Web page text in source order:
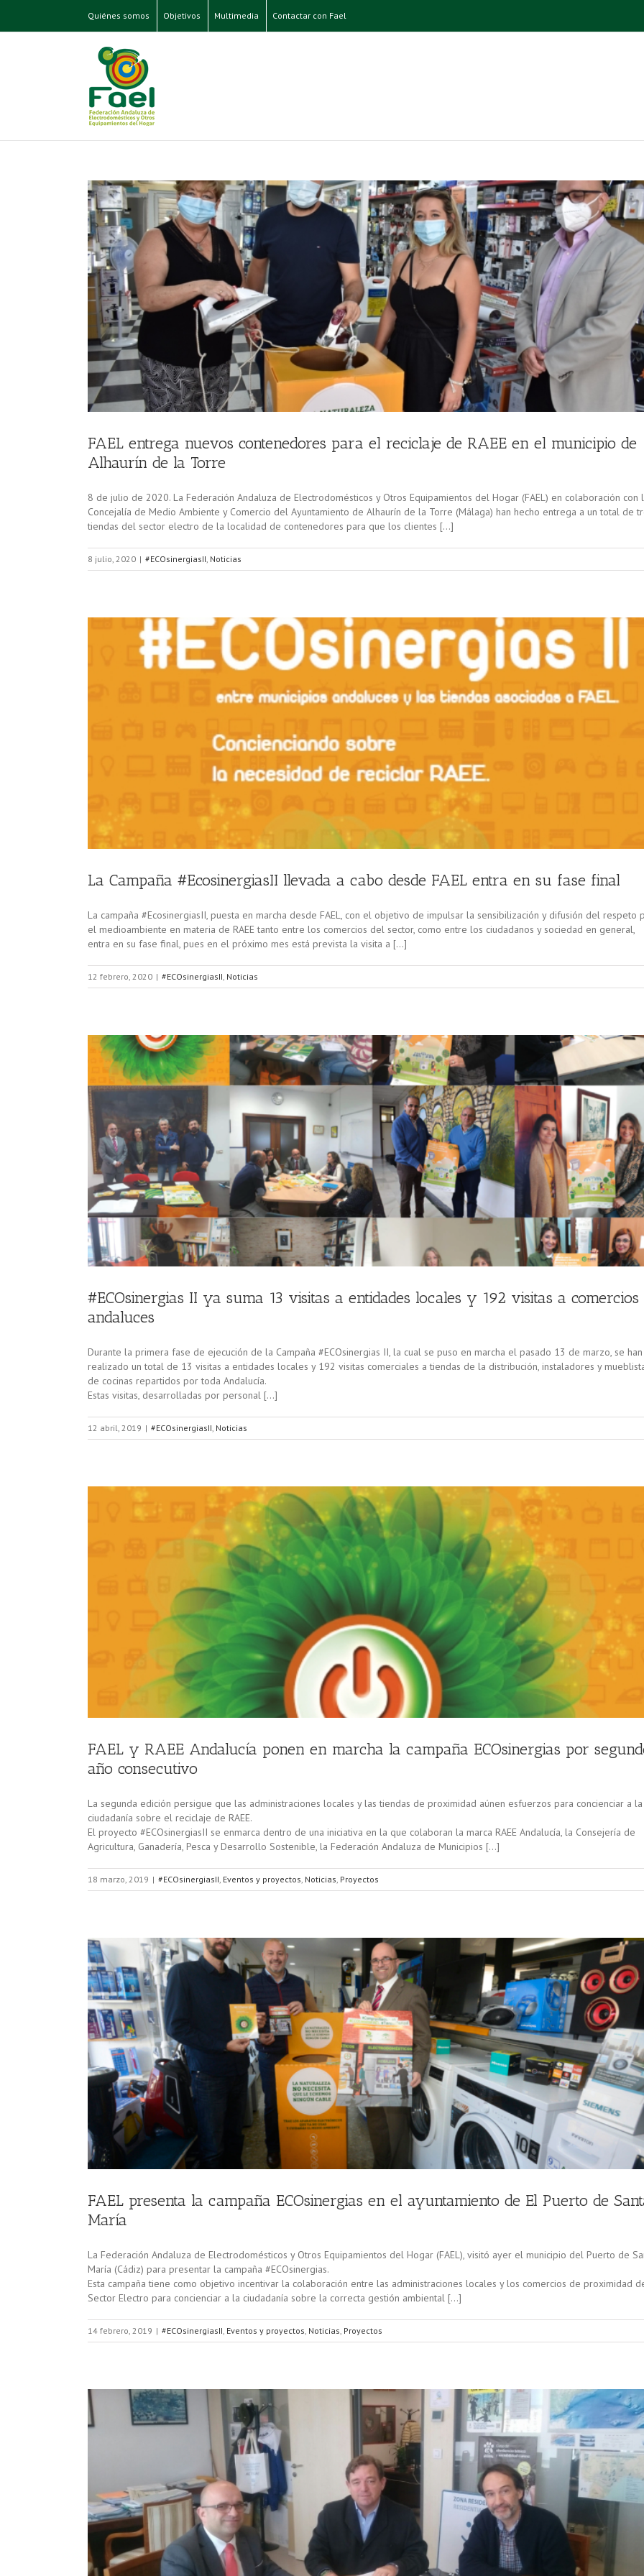
Quiénes somos Objetivos Multimedia Contactar con Fael
FAEL entrega nuevos contenedores para el reciclaje de RAEE en el municipio de
Alhaurín de la Torre
8 de julio de 2020. La Federación Andaluza de Electrodomésticos y Otros Equipamientos del Hogar (FAEL) en colaboración con
Concejalía de Medio Ambiente y Comercio del Ayuntamiento de Alhaurín de la Torre (Málaga) han hecho entrega a un total de
tiendas del sector electro de la localidad de contenedores para que los clientes […]
8 julio, 2020 | #ECOsinergiasII, Noticias
La Campaña #EcosinergiasII llevada a cabo desde FAEL entra en su fase final
La campaña #EcosinergiasII, puesta en marcha desde FAEL, con el objetivo de impulsar la sensibilización y difusión del respeto
el medioambiente en materia de RAEE tanto entre los comercios del sector, como entre los ciudadanos y sociedad en general,
entra en su fase final, pues en el próximo mes está prevista la visita a […]
12 febrero, 2020 | #ECOsinergiasII, Noticias
#ECOsinergias II ya suma 13 visitas a entidades locales y 192 visitas a comercios
andaluces
Durante la primera fase de ejecución de la Campaña #ECOsinergias II, la cual se puso en marcha el pasado 13 de marzo, se han
realizado un total de 13 visitas a entidades locales y 192 visitas comerciales a tiendas de la distribución, instaladores y
de cocinas repartidos por toda Andalucía.
Estas visitas, desarrolladas por personal […]
12 abril, 2019 | #ECOsinergiasII, Noticias
FAEL y RAEE Andalucía ponen en marcha la campaña ECOsinergias por
año consecutivo
La segunda edición persigue que las administraciones locales y las tiendas de proximidad aúnen esfuerzos para concienciar a la
ciudadanía sobre el reciclaje de RAEE.
El proyecto #ECOsinergiasII se enmarca dentro de una iniciativa en la que colaboran la marca RAEE Andalucía, la Consejería de
Agricultura, Ganadería, Pesca y Desarrollo Sostenible, la Federación Andaluza de Municipios […]
18 marzo, 2019 | #ECOsinergiasII, Eventos y proyectos, Noticias, Proyectos
FAEL presenta la campaña ECOsinergias en el ayuntamiento de El Puerto de
María
La Federación Andaluza de Electrodomésticos y Otros Equipamientos del Hogar (FAEL), visitó ayer el municipio del Puerto de
María (Cádiz) para presentar la campaña #ECOsinergias.
Esta campaña tiene como objetivo incentivar la colaboración entre las administraciones locales y los comercios de proximidad
Sector Electro para concienciar a la ciudadanía sobre la correcta gestión ambiental […]
14 febrero, 2019 | #ECOsinergiasII, Eventos y proyectos, Noticias, Proyectos